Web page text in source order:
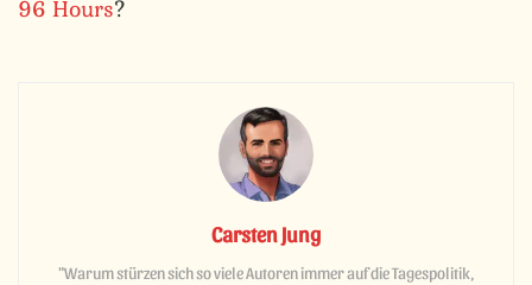
96 Hours?
Carsten Jung
"Warum stürzen sich so viele Autoren immer auf die Tagespolitik,